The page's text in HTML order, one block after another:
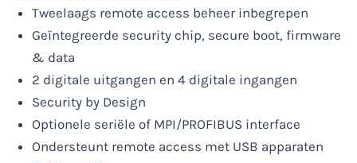
Tweelaags remote access beheer inbegrepen
Geïntegreerde security chip, secure boot, firmware
& data
2 digitale uitgangen en 4 digitale ingangen
Security by Design
Optionele seriële of MPI/PROFIBUS interface
Ondersteunt remote access met USB apparaten